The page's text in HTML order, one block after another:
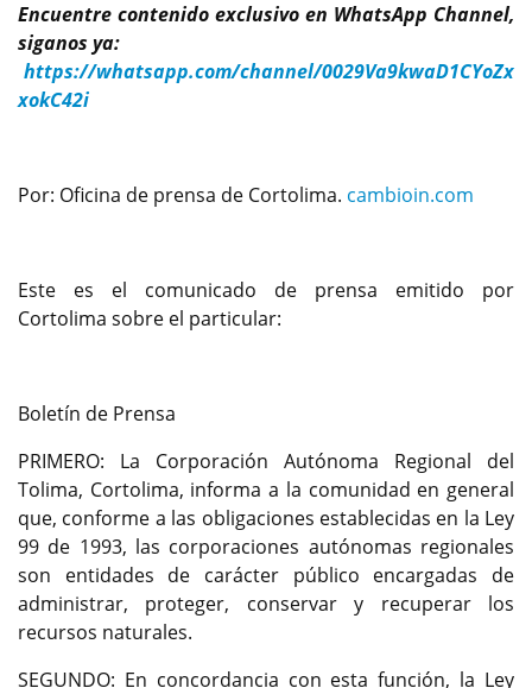
Encuentre contenido exclusivo en WhatsApp Channel,
siganos ya:
https://whatsapp.com/channel/0029Va9kwaD1CYoZx
xokC42i
Por: Oficina de prensa de Cortolima. cambioin.com
Este es el comunicado de prensa emitido por
Cortolima sobre el particular:
Boletín de Prensa
PRIMERO: La Corporación Autónoma Regional del
Tolima, Cortolima, informa a la comunidad en general
que, conforme a las obligaciones establecidas en la Ley
99 de 1993, las corporaciones autónomas regionales
son entidades de carácter público encargadas de
administrar, proteger, conservar y recuperar los
recursos naturales.
SEGUNDO: En concordancia con esta función, la Ley